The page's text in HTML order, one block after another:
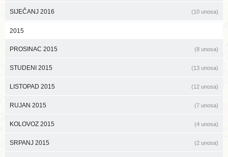
SIJEČANJ 2016 (10 unosa)
2015
PROSINAC 2015 (8 unosa)
STUDENI 2015 (13 unosa)
LISTOPAD 2015 (12 unosa)
RUJAN 2015 (7 unosa)
KOLOVOZ 2015 (4 unosa)
SRPANJ 2015 (2 unosa)